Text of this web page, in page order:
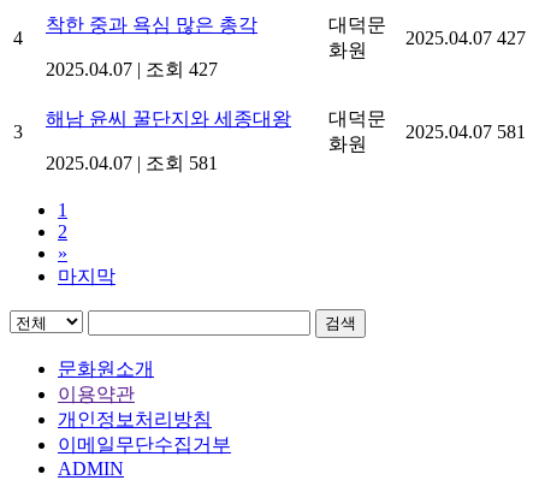
4
착한 중과 욕심 많은 총각
2025.04.07 | 조회 427
대덕문
화원
2025.04.07 427
3
해남 윤씨 꿀단지와 세종대왕
2025.04.07 | 조회 581
대덕문
화원
2025.04.07 581
1
2
»
마지막
검색
문화원소개
이용약관
개인정보처리방침
이메일무단수집거부
ADMIN